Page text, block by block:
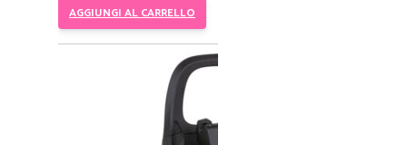
AGGIUNGI AL CARRELLO